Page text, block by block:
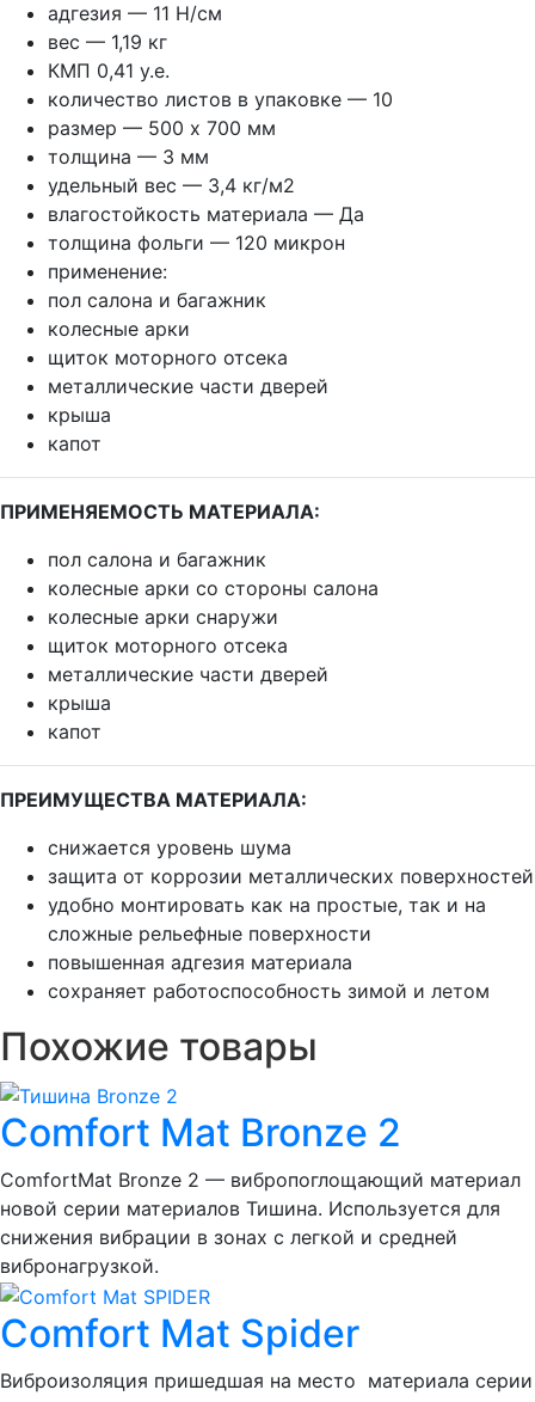
адгезия — 11 Н/см
вес — 1,19 кг
КМП 0,41 у.е.
количество листов в упаковке — 10
размер — 500 х 700 мм
толщина — 3 мм
удельный вес — 3,4 кг/м2
влагостойкость материала — Да
толщина фольги — 120 микрон
применение:
пол салона и багажник
колесные арки
щиток моторного отсека
металлические части дверей
крыша
капот
ПРИМЕНЯЕМОСТЬ МАТЕРИАЛА:
пол салона и багажник
колесные арки со стороны салона
колесные арки снаружи
щиток моторного отсека
металлические части дверей
крыша
капот
ПРЕИМУЩЕСТВА МАТЕРИАЛА:
снижается уровень шума
защита от коррозии металлических поверхностей
удобно монтировать как на простые, так и на
сложные рельефные поверхности
повышенная адгезия материала
сохраняет работоспособность зимой и летом
Похожие товары
Comfort Mat Bronze 2
ComfortMat Bronze 2 — вибропоглощающий материал
новой серии материалов Тишина. Используется для
снижения вибрации в зонах с легкой и средней
вибронагрузкой.
Comfort Mat Spider
Виброизоляция пришедшая на место материала серии